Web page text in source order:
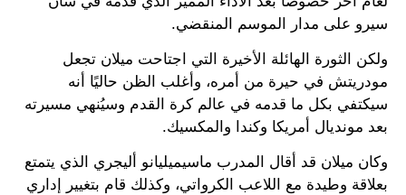
سيرو على مدار الموسم المنقضي.
ولكن الثورة الهائلة الأخيرة التي اجتاحت ميلان تجعل
مودريتش في حيرة من أمره، وأغلب الظن حاليًا أنه
سيكتفي بكل ما قدمه في عالم كرة القدم وسيُنهي مسيرته
بعد مونديال أمريكا وكندا والمكسيك.
وكان ميلان قد أقال المدرب ماسيميليانو أليجري الذي يتمتع
بعلاقة وطيدة مع اللاعب الكرواتي، وكذلك قام بتغيير إداري